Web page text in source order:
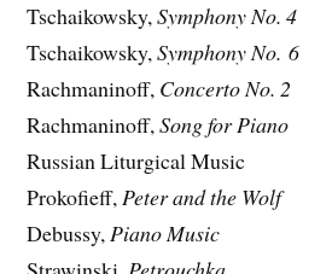
Tschaikowsky,Symphony No. 4
Tschaikowsky,Symphony No. 6
Rachmaninoff, Concerto No. 2
Rachmaninoff,Song for Piano
Russian Liturgical Music
Prokofieff,Peter and the Wolf
Debussy,Piano Music